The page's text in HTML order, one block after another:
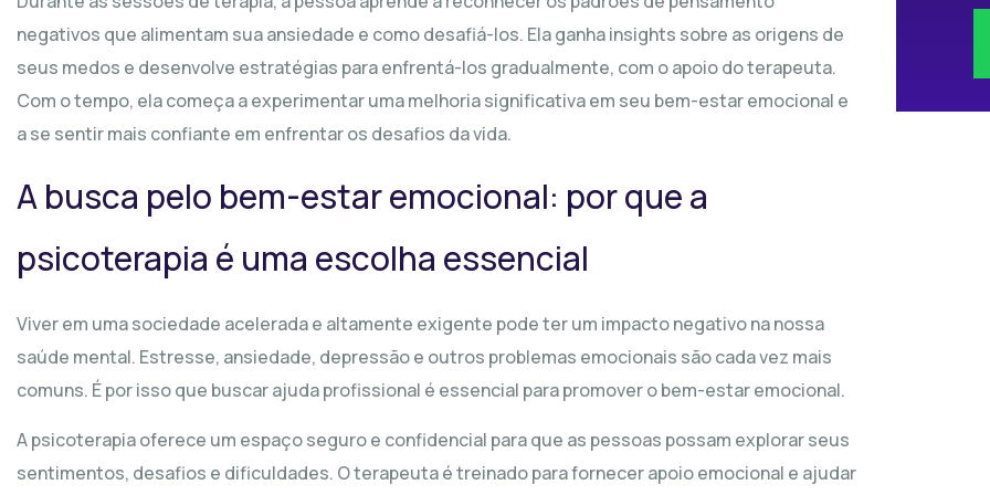
negativos que alimentam sua ansiedade e como desafiá-los. Ela ganha insights sobre as origens de
seus medos e desenvolve estratégias para enfrentá-los gradualmente, com o apoio do terapeuta.
Com o tempo, ela começa a experimentar uma melhoria significativa em seu bem-estar emocional e
a se sentir mais confiante em enfrentar os desafios da vida.
A busca pelo bem-estar emocional: por que a
psicoterapia é uma escolha essencial
Viver em uma sociedade acelerada e altamente exigente pode ter um impacto negativo na nossa
saúde mental. Estresse, ansiedade, depressão e outros problemas emocionais são cada vez mais
comuns. É por isso que buscar ajuda profissional é essencial para promover o bem-estar emocional.
A psicoterapia oferece um espaço seguro e confidencial para que as pessoas possam explorar seus
sentimentos, desafios e dificuldades. O terapeuta é treinado para fornecer apoio emocional e ajudar